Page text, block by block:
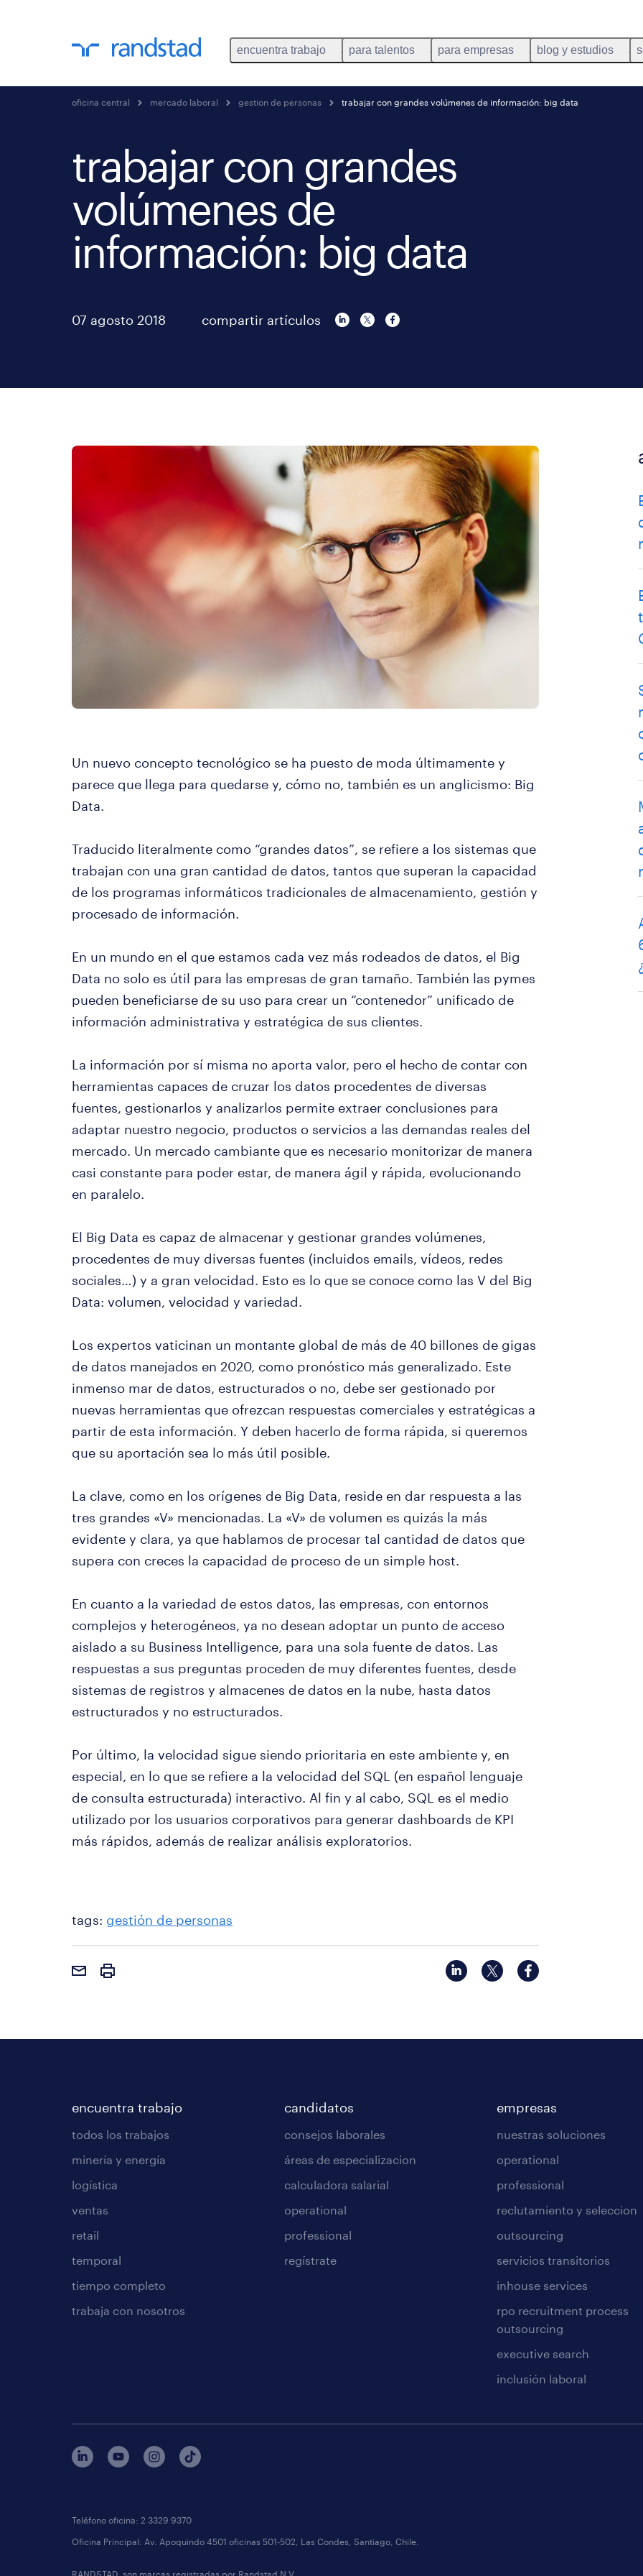
encuentra trabajo para talentos para empresas blog y estudios
oficina central mercado laboral gestion de personas trabajar con grandes volúmenes de información: big data
trabajar con grandes
volúmenes de
información: big data
07 agosto 2018 compartir artículos
Un nuevo concepto tecnológico se ha puesto de moda últimamente y
parece que llega para quedarse y, cómo no, también es un anglicismo: Big
Data.
Traducido literalmente como “grandes datos”, se refiere a los sistemas que
trabajan con una gran cantidad de datos, tantos que superan la capacidad
de los programas informáticos tradicionales de almacenamiento, gestión y
procesado de información.
En un mundo en el que estamos cada vez más rodeados de datos, el Big
Data no solo es útil para las empresas de gran tamaño. También las pymes
pueden beneficiarse de su uso para crear un “contenedor” unificado de
información administrativa y estratégica de sus clientes.
La información por sí misma no aporta valor, pero el hecho de contar con
herramientas capaces de cruzar los datos procedentes de diversas
fuentes, gestionarlos y analizarlos permite extraer conclusiones para
adaptar nuestro negocio, productos o servicios a las demandas reales del
mercado. Un mercado cambiante que es necesario monitorizar de manera
casi constante para poder estar, de manera ágil y rápida, evolucionando
en paralelo.
El Big Data es capaz de almacenar y gestionar grandes volúmenes,
procedentes de muy diversas fuentes (incluidos emails, vídeos, redes
sociales…) y a gran velocidad. Esto es lo que se conoce como las V del Big
Data: volumen, velocidad y variedad.
Los expertos vaticinan un montante global de más de 40 billones de gigas
de datos manejados en 2020, como pronóstico más generalizado. Este
inmenso mar de datos, estructurados o no, debe ser gestionado por
nuevas herramientas que ofrezcan respuestas comerciales y estratégicas a
partir de esta información. Y deben hacerlo de forma rápida, si queremos
que su aportación sea lo más útil posible.
La clave, como en los orígenes de Big Data, reside en dar respuesta a las
tres grandes «V» mencionadas. La «V» de volumen es quizás la más
evidente y clara, ya que hablamos de procesar tal cantidad de datos que
supera con creces la capacidad de proceso de un simple host.
En cuanto a la variedad de estos datos, las empresas, con entornos
complejos y heterogéneos, ya no desean adoptar un punto de acceso
aislado a su Business Intelligence, para una sola fuente de datos. Las
respuestas a sus preguntas proceden de muy diferentes fuentes, desde
sistemas de registros y almacenes de datos en la nube, hasta datos
estructurados y no estructurados.
Por último, la velocidad sigue siendo prioritaria en este ambiente y, en
especial, en lo que se refiere a la velocidad del SQL (en español lenguaje
de consulta estructurada) interactivo. Al fin y al cabo, SQL es el medio
utilizado por los usuarios corporativos para generar dashboards de KPI
más rápidos, además de realizar análisis exploratorios.
tags: gestión de personas
encuentra trabajo
todos los trabajos
minería y energía
logística
ventas
retail
temporal
tiempo completo
trabaja con nosotros
candidatos
consejos laborales
áreas de especializacion
calculadora salarial
operational
professional
regístrate
empresas
nuestras soluciones
operational
professional
reclutamiento y seleccion
outsourcing
servicios transitorios
inhouse services
rpo recruitment process
outsourcing
executive search
inclusión laboral
Teléfono oficina: 2 3329 9370
Oficina Principal: Av. Apoquindo 4501 oficinas 501-502, Las Condes, Santiago, Chile.
RANDSTAD, son marcas registradas por Randstad N.V.